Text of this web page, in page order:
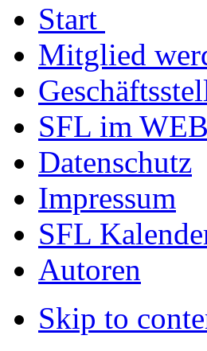
Start
Mitglied
SFL im
Datenschutz
Impressum
SFL
Autoren
Skip to